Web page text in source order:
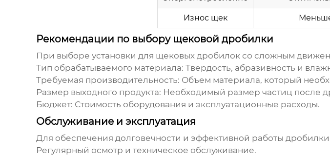
Износ щек
Рекомендации по выбору щековой дробилки
При выборе установки для щековых дробилок со сложным
Тип обрабатываемого материала: Твердость, абразивность и
Требуемая производительность: Объем материала, который
Размер выходного продукта: Необходимый размер частиц после
Бюджет: Стоимость оборудования и эксплуатационные расходы.
Обслуживание и эксплуатация
Для обеспечения долговечности и эффективной работы
Регулярный осмотр и техническое обслуживание.